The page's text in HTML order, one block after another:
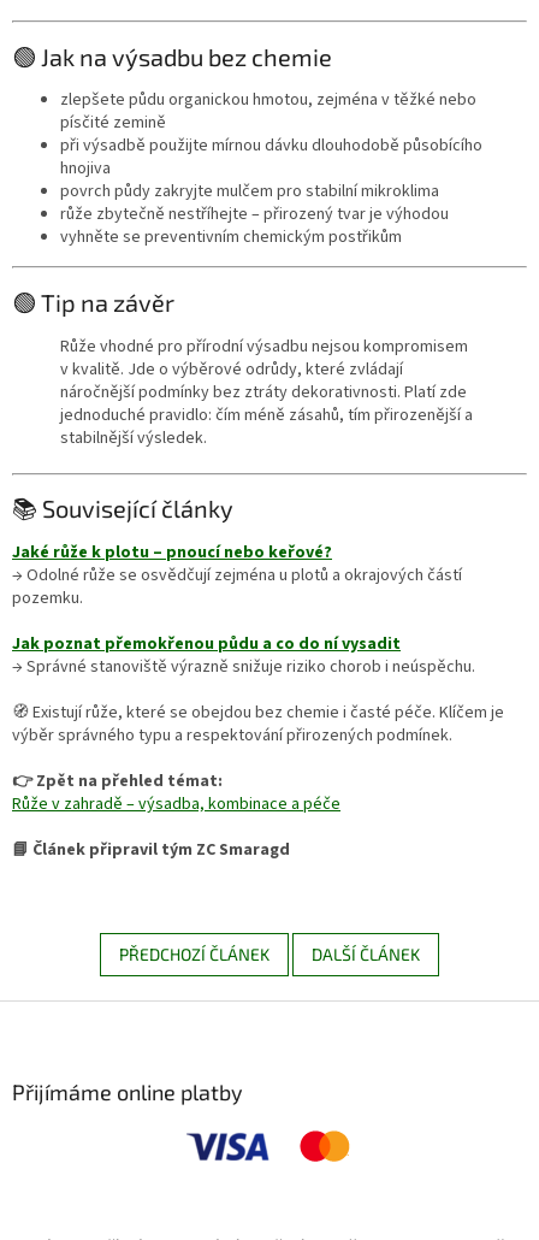
🟢 Jak na výsadbu bez chemie
zlepšete půdu organickou hmotou, zejména v těžké nebo
písčité zemině
při výsadbě použijte mírnou dávku dlouhodobě působícího
hnojiva
povrch půdy zakryjte mulčem pro stabilní mikroklima
růže zbytečně nestříhejte – přirozený tvar je výhodou
vyhněte se preventivním chemickým postřikům
🟢 Tip na závěr
Růže vhodné pro přírodní výsadbu nejsou kompromisem
v kvalitě. Jde o výběrové odrůdy, které zvládají
náročnější podmínky bez ztráty dekorativnosti. Platí zde
jednoduché pravidlo: čím méně zásahů, tím přirozenější a
stabilnější výsledek.
📚 Související články
Jaké růže k plotu – pnoucí nebo keřové?
→ Odolné růže se osvědčují zejména u plotů a okrajových částí
pozemku.
Jak poznat přemokřenou půdu a co do ní vysadit
→ Správné stanoviště výrazně snižuje riziko chorob i neúspěchu.
🧭 Existují růže, které se obejdou bez chemie i časté péče. Klíčem je
výběr správného typu a respektování přirozených podmínek.
👉 Zpět na přehled témat:
Růže v zahradě – výsadba, kombinace a péče
📘 Článek připravil tým ZC Smaragd
PŘEDCHOZÍ ČLÁNEK DALŠÍ ČLÁNEK
Přijímáme online platby